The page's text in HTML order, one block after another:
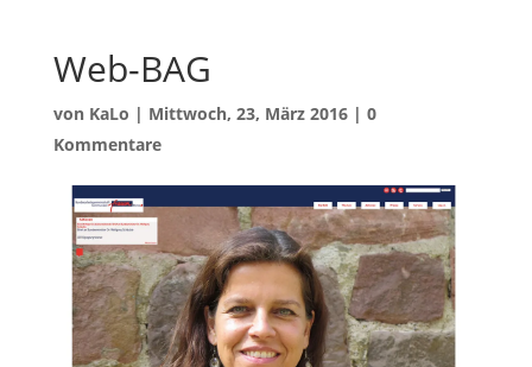
Web-BAG
von KaLo | Mittwoch, 23, März 2016| 0
Kommentare